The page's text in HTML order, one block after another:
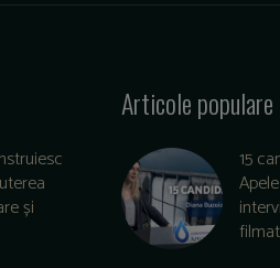
și
Articole populare
15